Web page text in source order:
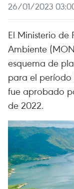
26/01/2023
El Ministerio de
Ambiente
esquema de
para el período
fue aprobado
de 2022.